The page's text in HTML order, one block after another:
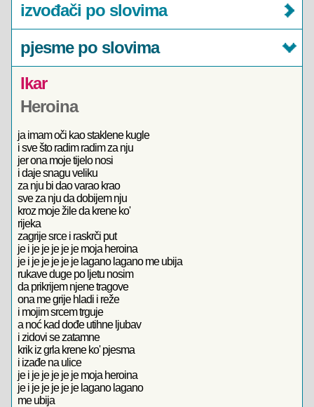
izvođači po slovima
pjesme po slovima
Ikar
Heroina
ja imam oči kao staklene kugle
i sve što radim radim za nju
jer ona moje tijelo nosi
i daje snagu veliku
za nju bi dao varao krao
sve za nju da dobijem nju
kroz moje žile da krene ko'
rijeka
zagrije srce i raskrči put
je i je je je je je moja heroina
je i je je je je je lagano lagano me ubija
rukave duge po ljetu nosim
da prikrijem njene tragove
ona me grije hladi i reže
i mojim srcem trguje
a noć kad dođe utihne ljubav
i zidovi se zatamne
krik iz grla krene ko' pjesma
i izađe na ulice
je i je je je je je moja heroina
je i je je je je je lagano lagano
me ubija